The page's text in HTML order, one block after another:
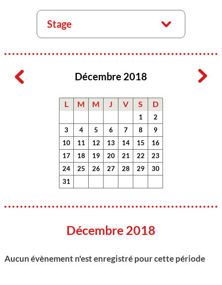
Stage
Décembre 2018
L M M J V S D
1
2
3
4 5 6 7 8
9
10
11 12 13 14 15
16
17
18 19 20 21 22
23
24
25 26 27 28 29
30
31
Décembre 2018
Aucun évènement n'est enregistré pour cette période